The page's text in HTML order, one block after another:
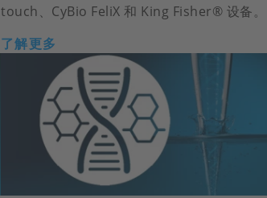
touch、CyBio FeliX 和 King Fisher® 设备。
了解更多